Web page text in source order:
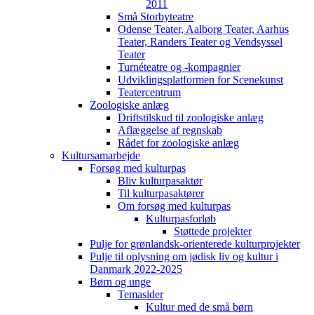
2011
Små Storbyteatre
Odense Teater, Aalborg Teater, Aarhus
Teater, Randers Teater og Vendsyssel
Teater
Turnéteatre og -kompagnier
Udviklingsplatformen for Scenekunst
Teatercentrum
Zoologiske anlæg
Driftstilskud til zoologiske anlæg
Aflæggelse af regnskab
Rådet for zoologiske anlæg
Kultursamarbejde
Forsøg med kulturpas
Bliv kulturpasaktør
Til kulturpasaktører
Om forsøg med kulturpas
Kulturpasforløb
Støttede projekter
Pulje for grønlandsk-orienterede kulturprojekter
Pulje til oplysning om jødisk liv og kultur i
Danmark 2022-2025
Børn og unge
Temasider
Kultur med de små børn